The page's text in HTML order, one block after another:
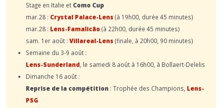
Stage en Italie et Como Cup
mar.28 : Crystal Palace-Lens (à 19h00, durée 45 minutes)
mar.28 : Lens-Famalicão(à 22h00, durée 45 minutes)
sam. 1er août : Villareal-Lens (finale, à 20h00, 90 minutes)
Semaine du 3-9 août :
Lens-Sunderland , le samedi 8 août à 16h00, à Bollaert-Delelis
Dimanche 16 août :
Reprise de la compétition : Trophée des Champions, Lens-
PSG